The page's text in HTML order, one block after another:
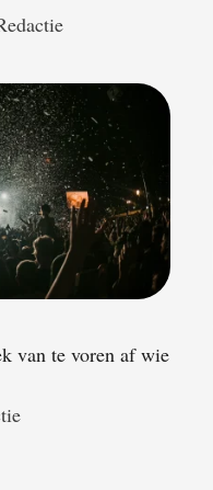
van te voren af wie